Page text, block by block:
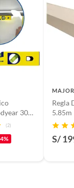
300
(2)
Regla
S/